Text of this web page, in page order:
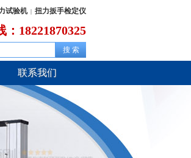
试验机 | 扭力扳手检定仪
18221870325
联系我们